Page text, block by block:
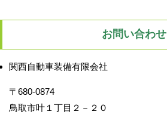
お問い合わせ
関西自動車装備有限会社
〒680-0874
鳥取市叶１丁目２－２０